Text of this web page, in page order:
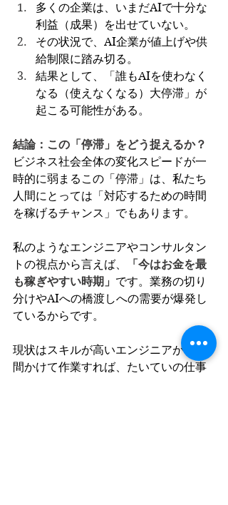
多くの企業は、いまだAIで十分な
利益（成果）を出せていない。
その状況で、AI企業が値上げや供
給制限に踏み切る。
結果として、「誰もAIを使わなく
なる（使えなくなる）大停滞」が
起こる可能性がある。
結論：この「停滞」をどう捉えるか？
ビジネス社会全体の変化スピードが一
時的に弱まるこの「停滞」は、私たち
人間にとっては「対応するための時間
を稼げるチャンス」でもあります。
私のようなエンジニアやコンサルタン
トの視点から言えば、
「今はお金を最
も稼ぎやすい時期」 です。業務の切り
分けやAIへの橋渡しへの需要が爆発し
ているからです。
現状はスキルが高いエンジニアが長時
間かけて作業すれば、たいていの仕事